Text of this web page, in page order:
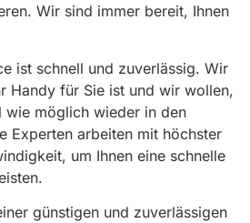
Wir sind immer bereit, Ihnen
ist schnell und zuverlässig. Wir
Handy für Sie ist und wir wollen,
wie möglich wieder in den
Experten arbeiten mit höchster
um Ihnen eine schnelle
günstigen und zuverlässigen